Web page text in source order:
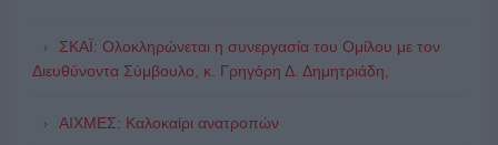
ΣΚΑΪ: Ολοκληρώνεται η συνεργασία του Ομίλου με τον
Διευθύνοντα Σύμβουλο, κ. Γρηγόρη Δ. Δημητριάδη,
ΑΙΧΜΕΣ: Καλοκαίρι ανατροπών